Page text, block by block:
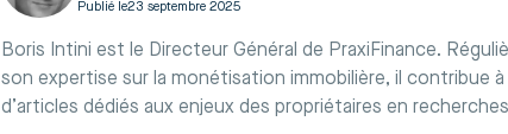
Publié le23 septembre 2025
Boris Intini est le Directeur Général de PraxiFinance.
son expertise sur la monétisation immobilière, il contribue
d’articles dédiés aux enjeux des propriétaires en